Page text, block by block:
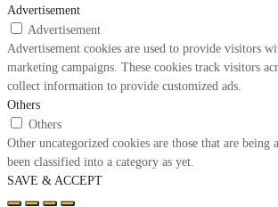
Advertisement
Advertisement
Advertisement cookies are used to provide visitors
marketing campaigns. These cookies track visitors
collect information to provide customized ads.
Others
Others
Other uncategorized cookies are those that are being
been classified into a category as yet.
SAVE & ACCEPT